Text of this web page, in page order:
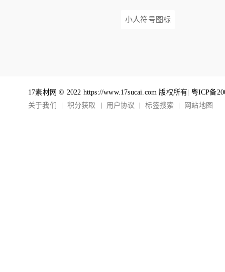
小人符号图标
17素材网 © 2022 https://www.17sucai.com 版权所有| 粤ICP备
关于我们
积分获取 用户协议 标签搜索 网站地图